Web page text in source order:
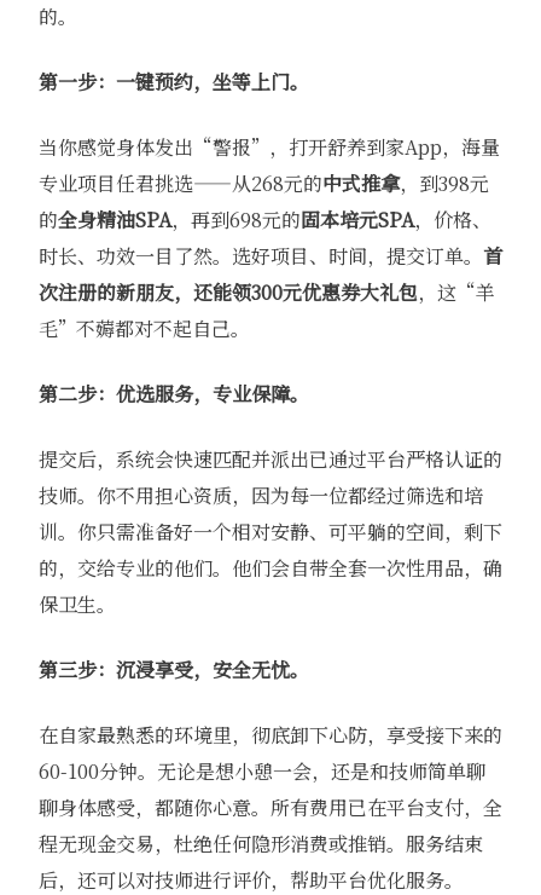
的。
第一步：一键预约，坐等上门。
当你感觉身体发出“警报”，打开舒养到家App，海量
专业项目任君挑选——从268元的中式推拿，到398元
的全身精油SPA，再到698元的固本培元SPA，价格、
时长、功效一目了然。选好项目、时间，提交订单。 首
次注册的新朋友，还能领300元优惠券大礼包，这“羊
毛”不薅都对不起自己。
第二步：优选服务，专业保障。
提交后，系统会快速匹配并派出已通过平台严格认证的
技师。你不用担心资质，因为每一位都经过筛选和培
训。你只需准备好一个相对安静、可平躺的空间，剩下
的，交给专业的他们。他们会自带全套一次性用品，确
保卫生。
第三步：沉浸享受，安全无忧。
在自家最熟悉的环境里，彻底卸下心防，享受接下来的
60-100分钟。无论是想小憩一会，还是和技师简单聊
聊身体感受，都随你心意。所有费用已在平台支付，全
程无现金交易，杜绝任何隐形消费或推销。服务结束
后，还可以对技师进行评价，帮助平台优化服务。